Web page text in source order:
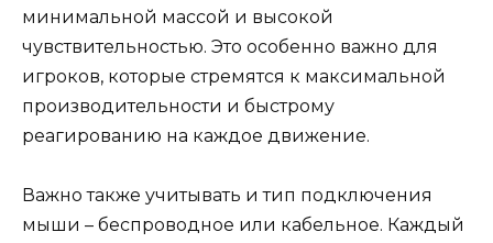
минимальной массой и высокой
чувствительностью. Это особенно важно для
игроков, которые стремятся к максимальной
производительности и быстрому
реагированию на каждое движение.
Важно также учитывать и тип подключения
мыши – беспроводное или кабельное. Каждый